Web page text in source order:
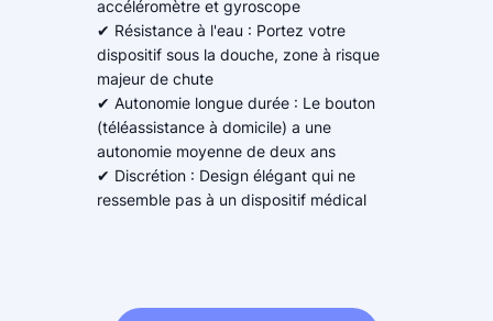
accéléromètre et gyroscope
✔ Résistance à l'eau : Portez votre
dispositif sous la douche, zone à risque
majeur de chute
✔ Autonomie longue durée : Le bouton
(téléassistance à domicile) a une
autonomie moyenne de deux ans
✔ Discrétion : Design élégant qui ne
ressemble pas à un dispositif médical